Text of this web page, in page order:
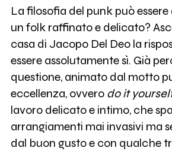
La filosofia del punk può
un folk raffinato e delicato?
casa di Jacopo Del Deo la
essere assolutamente sì. Già
questione, animato dal motto
eccellenza, ovvero do it
lavoro delicato e intimo, che
arrangiamenti mai invasivi ma
dal buon gusto e con qualche